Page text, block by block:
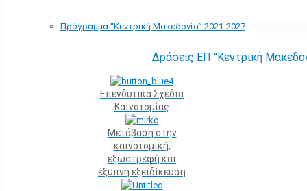
Πρόγραμμα “Κεντρική Μακεδονία” 2021-2027
Δράσεις ΕΠ "Κεντρική
Επενδυτικά Σχέδια
Καινοτομίας
Μετάβαση στην
καινοτομική,
εξωστρεφή και
έξυπνη εξειδίκευση